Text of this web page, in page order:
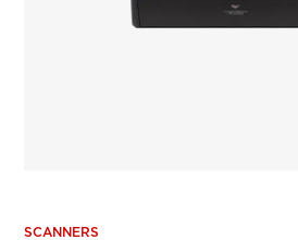
SCANNERS